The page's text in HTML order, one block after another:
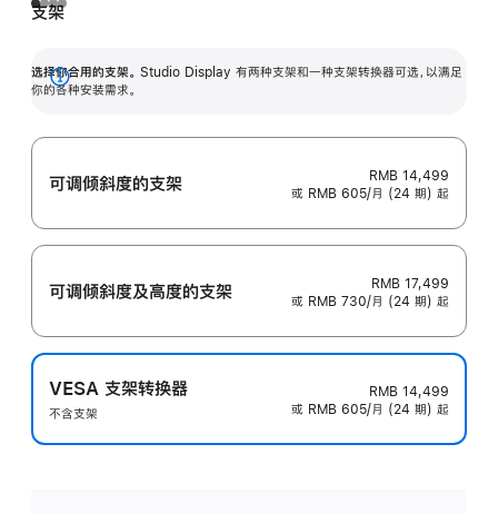
支架
选择你合用的支架。 Studio Display 有两种支架和一种支架转换器可选，以满足
你的各种安装需求。
展
可调倾斜度的支架
RMB 14,499
或 RMB 605/月 (24 期) 起
可调倾斜度及高‍度的支‍架
RMB 17,499
或 RMB 730/月 (24 期) 起
VESA 支架转换器
不含支架
RMB 14,499
或 RMB 605/月 (24 期) 起